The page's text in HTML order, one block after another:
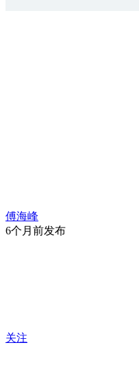
傅海峰
6个月前发布
关注